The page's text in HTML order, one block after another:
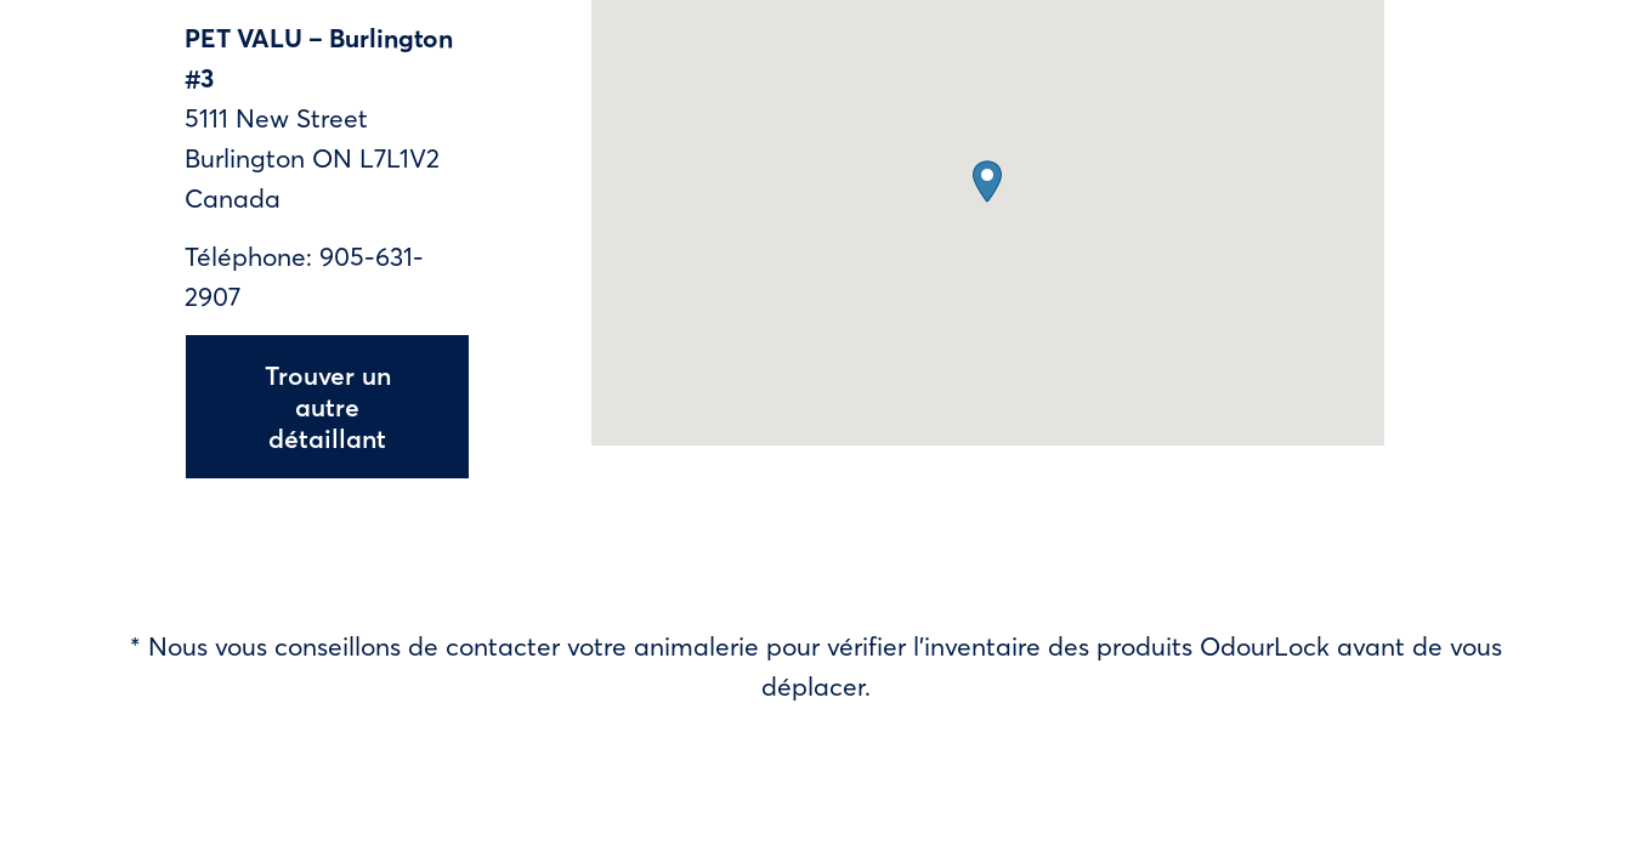
PET VALU – Burlington
#3
5111 New Street
Burlington ON L7L1V2
Canada
Téléphone: 905-631-
2907
Trouver un
autre
détaillant
* Nous vous conseillons de contacter votre animalerie pour vérifier l’inventaire des produits OdourLock avant de vous
déplacer.